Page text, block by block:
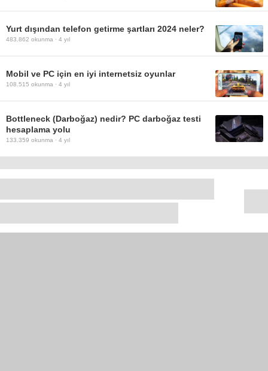
Yurt dışından telefon getirme şartları 2024 neler?
483.862 okunma · 4 yıl
Mobil ve PC için en iyi internetsiz oyunlar
108.515 okunma · 4 yıl
Bottleneck (Darboğaz) nedir? PC darboğaz testi
hesaplama yolu
133.359 okunma · 4 yıl